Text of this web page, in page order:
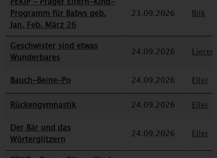
Programm für Babys geb.
Jan. Feb. März 26
23.09.2026 Bilk
Geschwister sind etwas
Wunderbares
24.09.2026
Bauch-Beine-Po 24.09.2026 Eller
Rückengymnastik 24.09.2026
Eller
Der Bär und das
Wörterglitzern
24.09.2026 Eller